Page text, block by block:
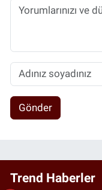
Gönder
Trend Haberler